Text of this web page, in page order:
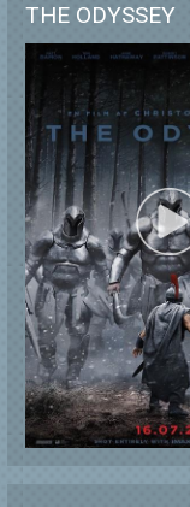
THE ODYSSEY